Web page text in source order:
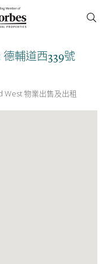
德輔道西339號
West 物業出售及出租